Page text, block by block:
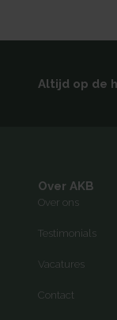
Altijd op de
Over AKB
Over ons
Testimonials
Vacatures
Contact